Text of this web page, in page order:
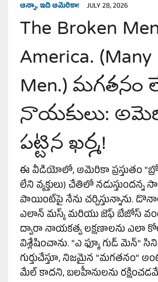
అన్నా, ఇది అమెరికా! JULY 28, 2026
The Broken
America.
Men.) మగతనం
నాయకులు:
పట్టిన ఖర్మ!
ఈ వీడియోలో, అమెరికా ప్రస్తుతం
లేని వ్యక్తులు) చేతిలో
పాయింట్‌పై నేను చర్చిస్తున్నాను.
ఎలాన్ మస్క్ మరియు జెఫ్ బేజోస్
ద్వారా నాయకత్వ లక్షణాలను ఎలా
విశ్లేషించాను. "ఎ ఫ్యూ గుడ్ మెన్"
గుర్తుచేస్తూ, నిజమైన "మగతనం"
మేల్ కాదని, బలహీనులను